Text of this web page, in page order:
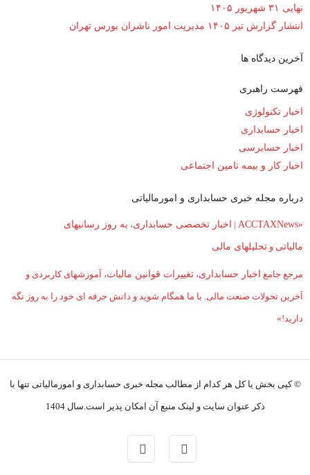
نهایی ۳۱ شهریور ۱۴۰۵
انتشار گزارش تیر ۱۴۰۵ مدیریت امور ناشران بورس تهران
آخرین دیدگاه ها
فهرست راهبری
اخبار تکنولوژی
اخبار حسابداری
اخبار حسابرسی
اخبار کار و بیمه تامین اجتماعی
درباره مجله خبری حسابداری و امورمالیاتی
«
ACCTAXNews
| اخبار تخصصی حسابداری، به روز رسانیهای
مالیاتی و تحلیلهای مالی
مرجع جامع اخبار حسابداری، تغییرات قوانین مالیات، آموزشهای کاربردی و
آخرین تحولات صنعت مالی. با ما همگام شوید و دانش حرفه ای خود را به روز نگه
دارید!»
© کپی بخش یا کل هر کدام از مطالب مجله خبری حسابداری و امورمالیاتی تنها با
ذکر عنوان سایت و لینک منبع آن امکان پذیر است.سال 1404